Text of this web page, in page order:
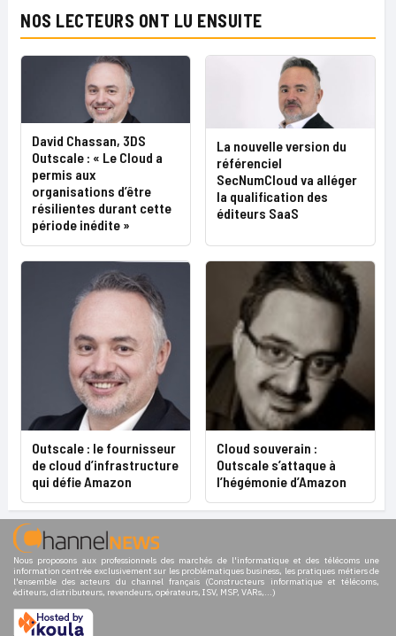
NOS LECTEURS ONT LU ENSUITE
David Chassan, 3DS
Outscale : « Le Cloud a
permis aux
organisations d’être
résilientes durant cette
période inédite »
La nouvelle version du
référenciel
SecNumCloud va alléger
la qualification des
éditeurs SaaS
Outscale : le fournisseur
de cloud d’infrastructure
qui défie Amazon
Cloud souverain :
Outscale s’attaque à
l’hégémonie d’Amazon
Nous proposons aux professionnels des marchés de l'informatique et des télécoms une
information centrée exclusivement sur les problématiques business, les pratiques métiers de
l'ensemble des acteurs du channel français (Constructeurs informatique et télécoms,
éditeurs, distributeurs, revendeurs, opérateurs, ISV, MSP, VARs,...)